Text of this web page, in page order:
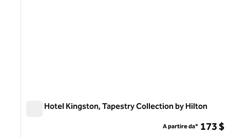
ROK Hotel Kingston, Tapestry Collection by Hilton
A partire da* 173 $